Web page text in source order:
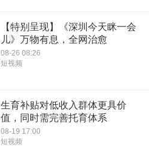
【特别呈现】《深圳今天眯一会
儿》万物有息，全网治愈
08-26 08:26
短视频
生育补贴对低收入群体更具价
值，同时需完善托育体系
08-19 17:00
短视频